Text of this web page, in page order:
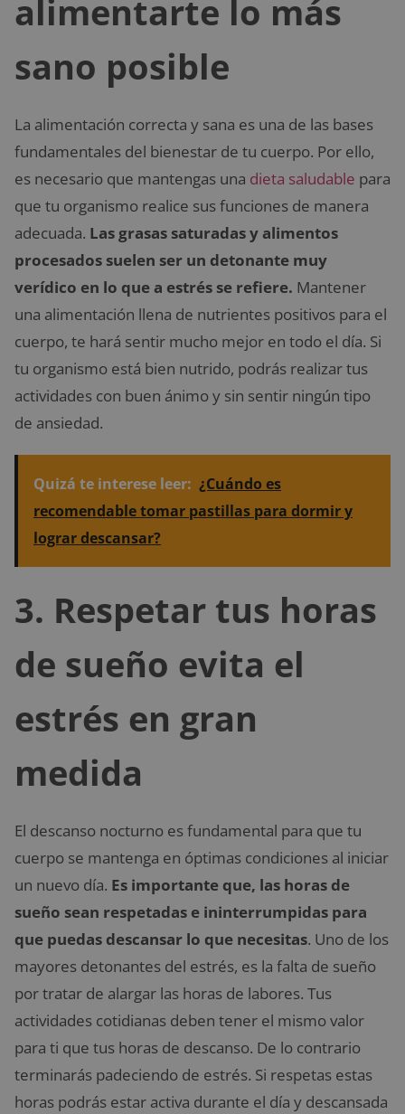
alimentarte lo más
sano posible
La alimentación correcta y sana es una de las bases
fundamentales del bienestar de tu cuerpo. Por ello,
es necesario que mantengas una dieta saludable para
que tu organismo realice sus funciones de manera
adecuada. Las grasas saturadas y alimentos
procesados suelen ser un detonante muy
verídico en lo que a estrés se refiere. Mantener
una alimentación llena de nutrientes positivos para el
cuerpo, te hará sentir mucho mejor en todo el día. Si
tu organismo está bien nutrido, podrás realizar tus
actividades con buen ánimo y sin sentir ningún tipo
de ansiedad.
Quizá te interese leer: ¿Cuándo es
recomendable tomar pastillas para dormir y
lograr descansar?
3. Respetar tus horas
de sueño evita el
estrés en gran
medida
El descanso nocturno es fundamental para que tu
cuerpo se mantenga en óptimas condiciones al iniciar
un nuevo día. Es importante que, las horas de
sueño sean respetadas e ininterrumpidas para
que puedas descansar lo que necesitas. Uno de los
mayores detonantes del estrés, es la falta de sueño
por tratar de alargar las horas de labores. Tus
actividades cotidianas deben tener el mismo valor
para ti que tus horas de descanso. De lo contrario
terminarás padeciendo de estrés. Si respetas estas
horas podrás estar activa durante el día y descansada